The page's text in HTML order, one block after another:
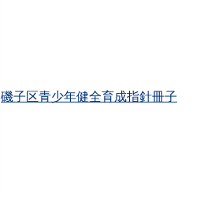
磯子区青少年健全育成指針冊子